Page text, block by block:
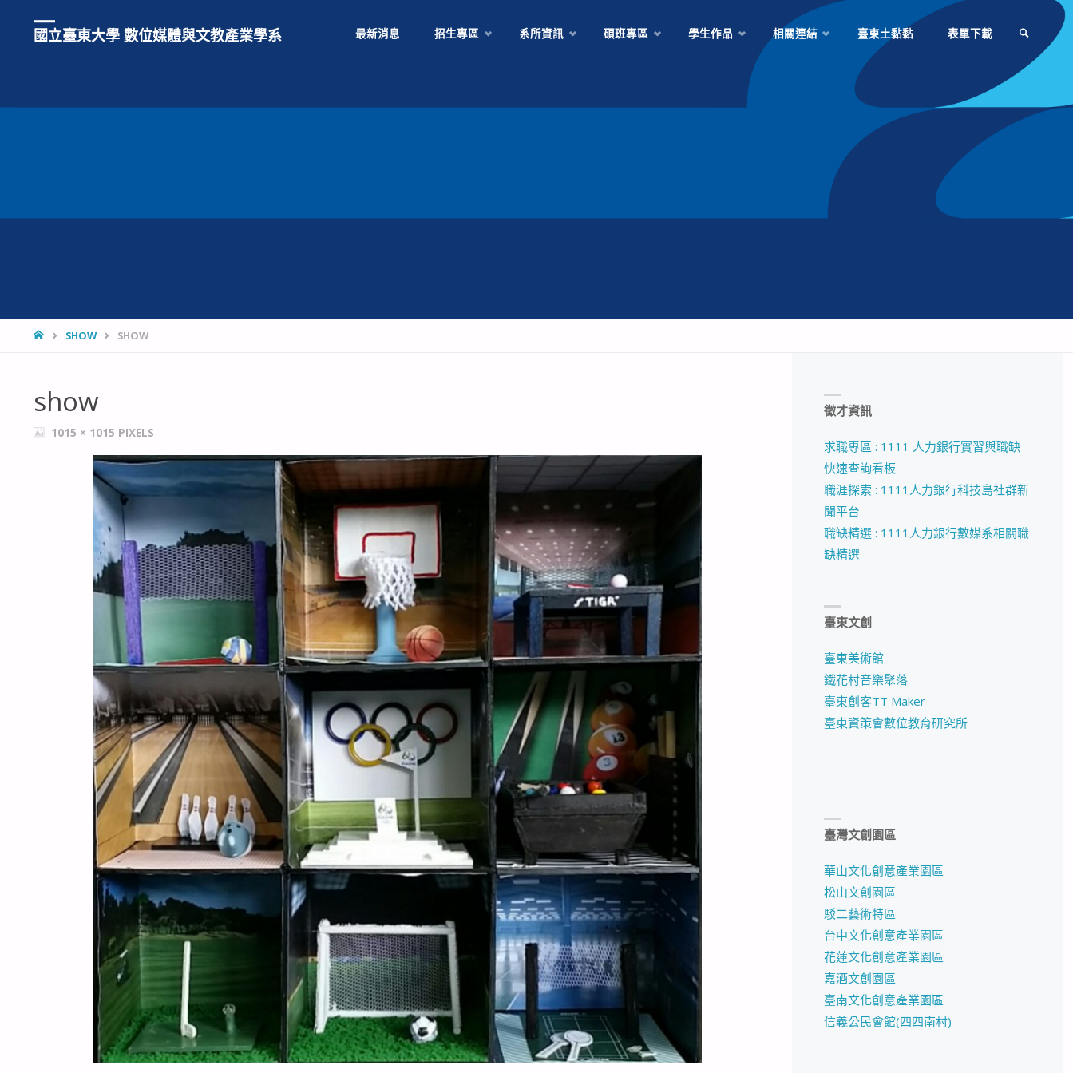
國立臺東大學 數位媒體與文教產業學系 最新消息 招生專區 系所資訊 碩班專區 學生作品 相關連結 臺東土黏黏 表單下載
HOMESHOW SHOW
show
FULL1015 × 1015 PIXELS
徵才資訊
求職專區 : 1111 人力銀行實習與職缺
快速查詢看板
職涯探索 : 1111人力銀行科技島社群新
聞平台
職缺精選 : 1111人力銀行數媒系相關職
缺精選
臺東文創
臺東美術館
鐵花村音樂聚落
臺東創客TT Maker
臺東資策會數位教育研究所
臺灣文創園區
華山文化創意產業園區
松山文創園區
駁二藝術特區
台中文化創意產業園區
花蓮文化創意產業園區
嘉酒文創園區
臺南文化創意產業園區
信義公民會館(四四南村)